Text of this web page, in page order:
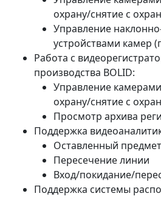
охрану/снятие с
Управление
устройствами камер
Работа с
производства BOLID:
Управление
охрану/снятие с
Просмотр архива
Поддержка
Оставленный предмет
Пересечение линии
Вход/покидание/
Поддержка системы